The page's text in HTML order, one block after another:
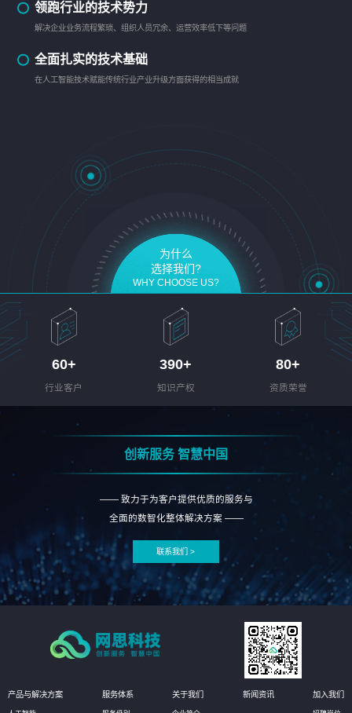
领跑行业的技术势力
解决企业业务流程繁琐、组织人员冗余、运营效率低下等问题
全面扎实的技术基础
在人工智能技术赋能传统行业产业升级方面获得的相当成就
为什么
选择我们?
WHY CHOOSE US?
60+
行业客户
390+
知识产权
80+
资质荣誉
创新服务 智慧中国
—— 致力于为客户提供优质的服务与
全面的数智化整体解决方案 ——
联系我们 >
产品与解决方案 服务体系 关于我们 新闻资讯 加入我们